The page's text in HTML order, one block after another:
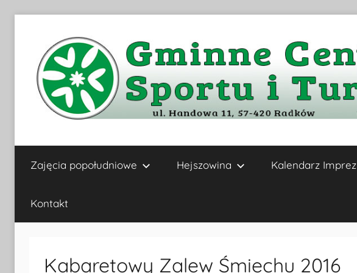
Gminne
Centrum
Kultury,
Zajęcia popołudniowe Hejszowina Kalendarz Imprez
Kontakt
Kabaretowy Zalew Śmiechu 2016